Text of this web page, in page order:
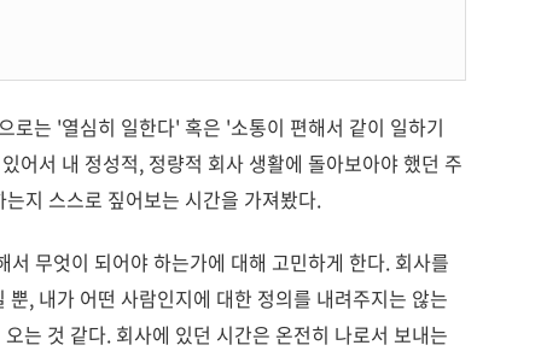
는 '열심히 일한다' 혹은 '소통이 편해서 같이 일하기
어서 내 정성적, 정량적 회사 생활에 돌아보아야 했던 주
지 스스로 짚어보는 시간을 가져봤다.
무엇이 되어야 하는가에 대해 고민하게 한다. 회사를
, 내가 어떤 사람인지에 대한 정의를 내려주지는 않는
는 것 같다. 회사에 있던 시간은 온전히 나로서 보내는